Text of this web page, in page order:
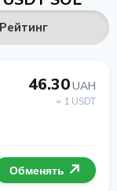
Рейтинг
46.30UAH
= 1 USDT
Обменять